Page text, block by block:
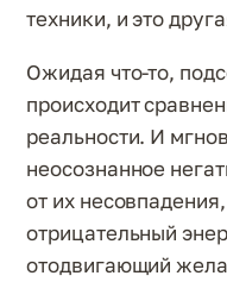
техники, и это
Ожидая что-то,
происходит
реальности. И
неосознанное
от их
отрицательный
отодвигающий